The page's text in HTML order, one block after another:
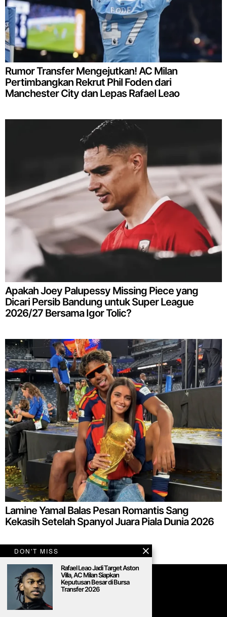
Rumor Transfer Mengejutkan! AC Milan
Pertimbangkan Rekrut Phil Foden dari
Manchester City dan Lepas Rafael Leao
Apakah Joey Palupessy Missing Piece yang
Dicari Persib Bandung untuk Super League
2026/27 Bersama Igor Tolic?
Lamine Yamal Balas Pesan Romantis Sang
Kekasih Setelah Spanyol Juara Piala Dunia 2026
DON'T MISS
Rafael Leao Jadi Target Aston
Villa, AC Milan Siapkan
Keputusan Besar di Bursa
Transfer 2026